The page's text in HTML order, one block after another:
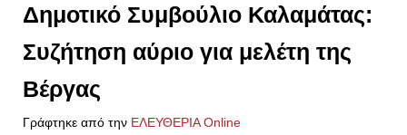
Δημοτικό Συμβούλιο Καλαμάτας:
Συζήτηση αύριο για μελέτη της
Βέργας
Γράφτηκε από την ΕΛΕΥΘΕΡΙΑ Online